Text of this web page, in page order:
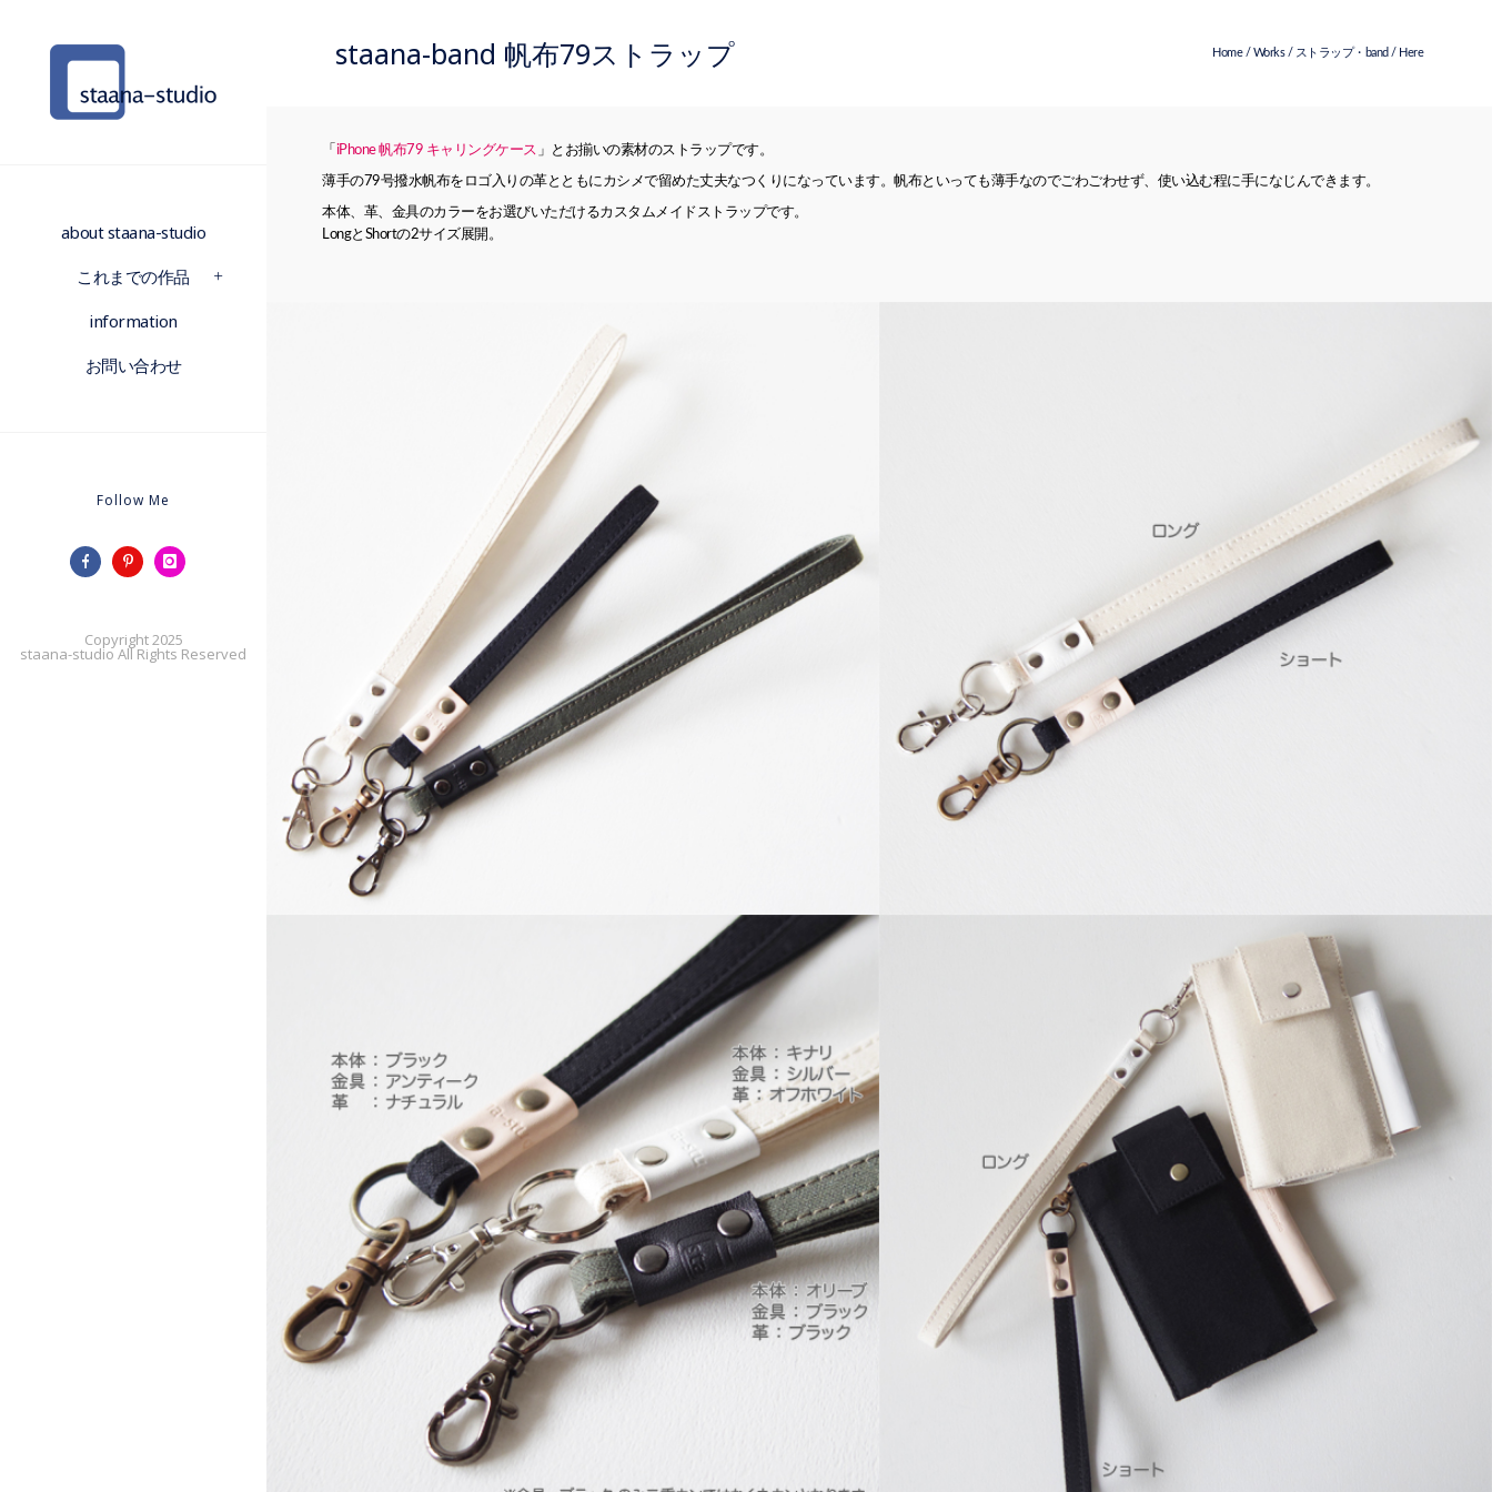
about staana-studio
これまでの作品
information
お問い合わせ
Follow Me
Copyright 2025
staana-studio All Rights Reserved
staana-band 帆布79ストラップ Home/ Works/ ストラップ・band / Here
「 iPhone 帆布79 キャリングケース 」とお揃いの素材のストラップです。
薄手の79号撥水帆布をロゴ入りの革とともにカシメで留めた丈夫なつくりになっています。帆布といっても薄手なのでごわごわせず、使い込む程に手になじんできます。
本体、革、金具のカラーをお選びいただけるカスタムメイドストラップです。
LongとShortの2サイズ展開。